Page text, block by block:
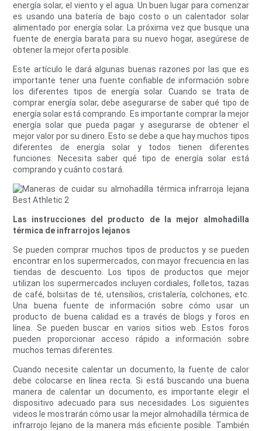
energía solar, el viento y el agua. Un buen lugar para comenzar
es usando una batería de bajo costo o un calentador solar
alimentado por energía solar. La próxima vez que busque una
fuente de energía barata para su nuevo hogar, asegúrese de
obtener la mejor oferta posible.
Este artículo le dará algunas buenas razones por las que es
importante tener una fuente confiable de información sobre
los diferentes tipos de energía solar. Cuando se trata de
comprar energía solar, debe asegurarse de saber qué tipo de
energía solar está comprando. Es importante comprar la mejor
energía solar que pueda pagar y asegurarse de obtener el
mejor valor por su dinero. Esto se debe a que hay muchos tipos
diferentes de energía solar y todos tienen diferentes
funciones. Necesita saber qué tipo de energía solar está
comprando y cuánto costará.
Las instrucciones del producto de la mejor almohadilla
térmica de infrarrojos lejanos
Se pueden comprar muchos tipos de productos y se pueden
encontrar en los supermercados, con mayor frecuencia en las
tiendas de descuento. Los tipos de productos que mejor
utilizan los supermercados incluyen cordiales, folletos, tazas
de café, bolsitas de té, utensilios, cristalería, colchones, etc.
Una buena fuente de información sobre cómo usar un
producto de buena calidad es a través de blogs y foros en
línea. Se pueden buscar en varios sitios web. Estos foros
pueden proporcionar acceso rápido a información sobre
muchos temas diferentes.
Cuando necesite calentar un documento, la fuente de calor
debe colocarse en línea recta. Si está buscando una buena
manera de calentar un documento, es importante elegir el
dispositivo adecuado para sus necesidades. Los siguientes
videos le mostrarán cómo usar la mejor almohadilla térmica de
infrarrojo lejano de la manera más eficiente posible. También